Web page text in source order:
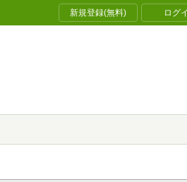
新規登録(無料) ログ